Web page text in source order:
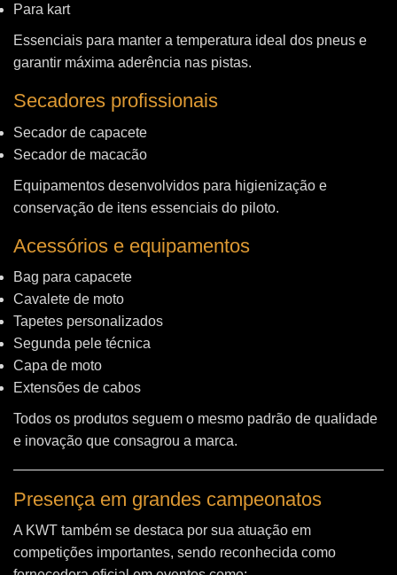
Para kart
Essenciais para manter a temperatura ideal dos pneus e
garantir máxima aderência nas pistas.
Secadores profissionais
Secador de capacete
Secador de macacão
Equipamentos desenvolvidos para higienização e
conservação de itens essenciais do piloto.
Acessórios e equipamentos
Bag para capacete
Cavalete de moto
Tapetes personalizados
Segunda pele técnica
Capa de moto
Extensões de cabos
Todos os produtos seguem o mesmo padrão de qualidade
e inovação que consagrou a marca.
Presença em grandes campeonatos
A KWT também se destaca por sua atuação em
competições importantes, sendo reconhecida como